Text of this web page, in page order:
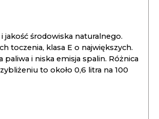
jakość środowiska naturalnego.
toczenia, klasa E o największych.
i niska emisja spalin. Różnica
to około 0,6 litra na 100